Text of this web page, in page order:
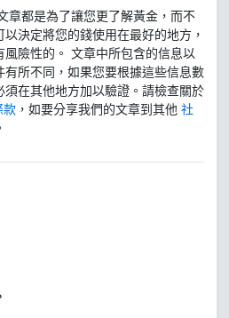
章都是為了讓您更了解黃金，而不
決定將您的錢使用在最好的地方，
險性的。 文章中所包含的信息以
所不同，如果您要根據這些信息數
在其他地方加以驗證。請檢查關於
款 ，如要分享我們的文章到其他 社